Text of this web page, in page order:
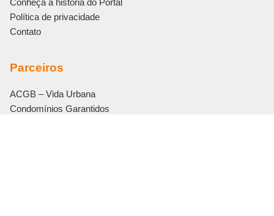
Política de privacidade
Contato
Parceiros
ACGB – Vida Urbana
Condomínios Garantidos